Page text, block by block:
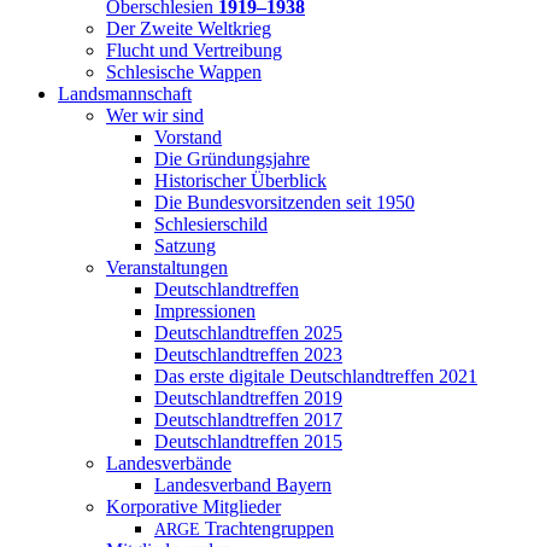
Oberschlesien 1919–1938
Der Zweite Weltkrieg
Flucht und Vertreibung
Schlesische Wappen
Landsmannschaft
Wer wir sind
Vorstand
Die Gründungsjahre
Historischer Überblick
Die Bundesvorsitzenden seit 1950
Schlesierschild
Satzung
Veranstaltungen
Deutschlandtreffen
Impressionen
Deutschlandtreffen 2025
Deutschlandtreffen 2023
Das erste digitale Deutschlandtreffen 2021
Deutschlandtreffen 2019
Deutschlandtreffen 2017
Deutschlandtreffen 2015
Landesverbände
Landesverband Bayern
Korporative Mitglieder
ARGE Trachtengruppen